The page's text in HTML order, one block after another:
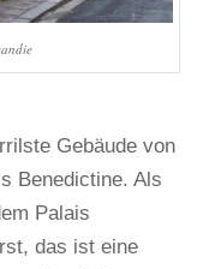
Gebäude von
Benedictine. Als
Palais
das ist eine